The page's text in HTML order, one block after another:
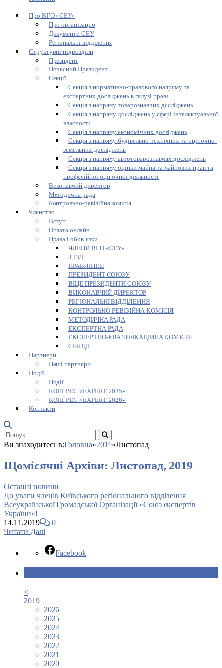
Про ВГО «СЕУ»
Про організацію
Документи СЕУ
Регіональні відділення
Структурні підрозділи
Президент
Почесний Президент
Секції
Секція з нормативно-правового напряму та
експертних досліджень в галузі права
Секція з напряму товарознавчих досліджень
Секція з напряму досліджень у сфері інтелектуальної
власності
Секція з напряму економічних досліджень
Секція з напряму будівельно-технічних та оціночно-
земельних досліджень
Секція з напряму автотоварознавчих досліджень
Секція з напряму оцінки майна та майнових прав та
професійної оціночної діяльності
Виконавчий директор
Методична рада
Контрольно-ревізійна комісія
Членство
Вступ
Оплата онлайн
Права і обов’язки
ЧЛЕНИ ВГО «СЕУ»
З’ЇЗД
ПРАВЛІННЯ
ПРЕЗИДЕНТ СОЮЗУ
ВІЦЕ ПРЕЗИДЕНТИ СОЮЗУ
ВИКОНАВЧИЙ ДИРЕКТОР
РЕГІОНАЛЬНІ ВІДДІЛЕННЯ
КОНТРОЛЬНО-РЕВІЗІЙНА КОМІСІЯ
МЕТОДИЧНА РАДА
ЕКСПЕРТНА РАДА
ЕКСПЕРТНО-КВАЛІФІКАЦІЙНА КОМІСІЯ
СЕКЦІЇ
Партнери
Наші партнери
Події
Події
КОНГРЕС «EXPERT’2025»
КОНГРЕС «EXPERT’2026»
Контакти
Ви знаходитесь в:Головна»2019»Листопад
Щомісячні Архіви: Листопад, 2019
Останні новини
До уваги членів Київського регіонального відділення
Всеукраїнської Громадської Організації «Союз експертів
України»!
14.11.2019
0
Читати Далі
Facebook
<
2019
2026
2025
2024
2023
2022
2021
2020